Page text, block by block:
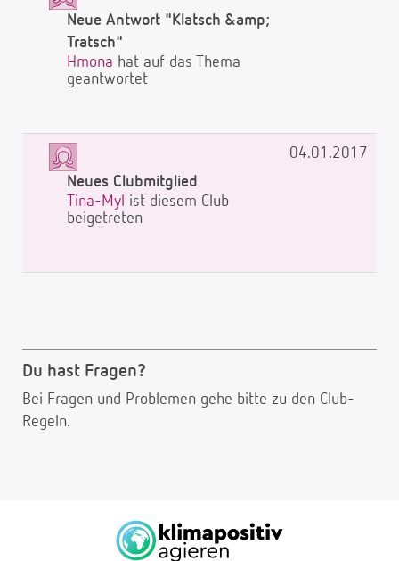
Neue Antwort "Klatsch &amp;
Tratsch"
Hmona hat auf das Thema
geantwortet
Neues Clubmitglied
Tina-Myl ist diesem Club
beigetreten
04.01.2017
Du hast Fragen?
Bei Fragen und Problemen gehe bitte zu den Club-
Regeln.